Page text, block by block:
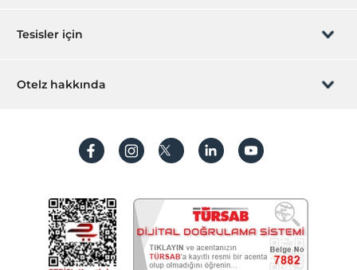
Klima
Deniz kıyısı
Çalışma Alanları
Faks/fotokopi
Printer
Sıkça sorulan sorular
İşlem rehberi
Hediye Kart
Hesap oluştur
Tesisler için
Hemen tesisinizi ekleyin
Otelz hakkında
Koşullar ve şartlar
Aydınlatma metni